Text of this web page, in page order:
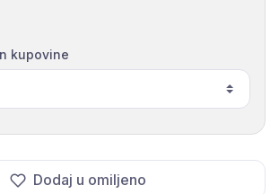
kupovine
Dodaj u omiljeno